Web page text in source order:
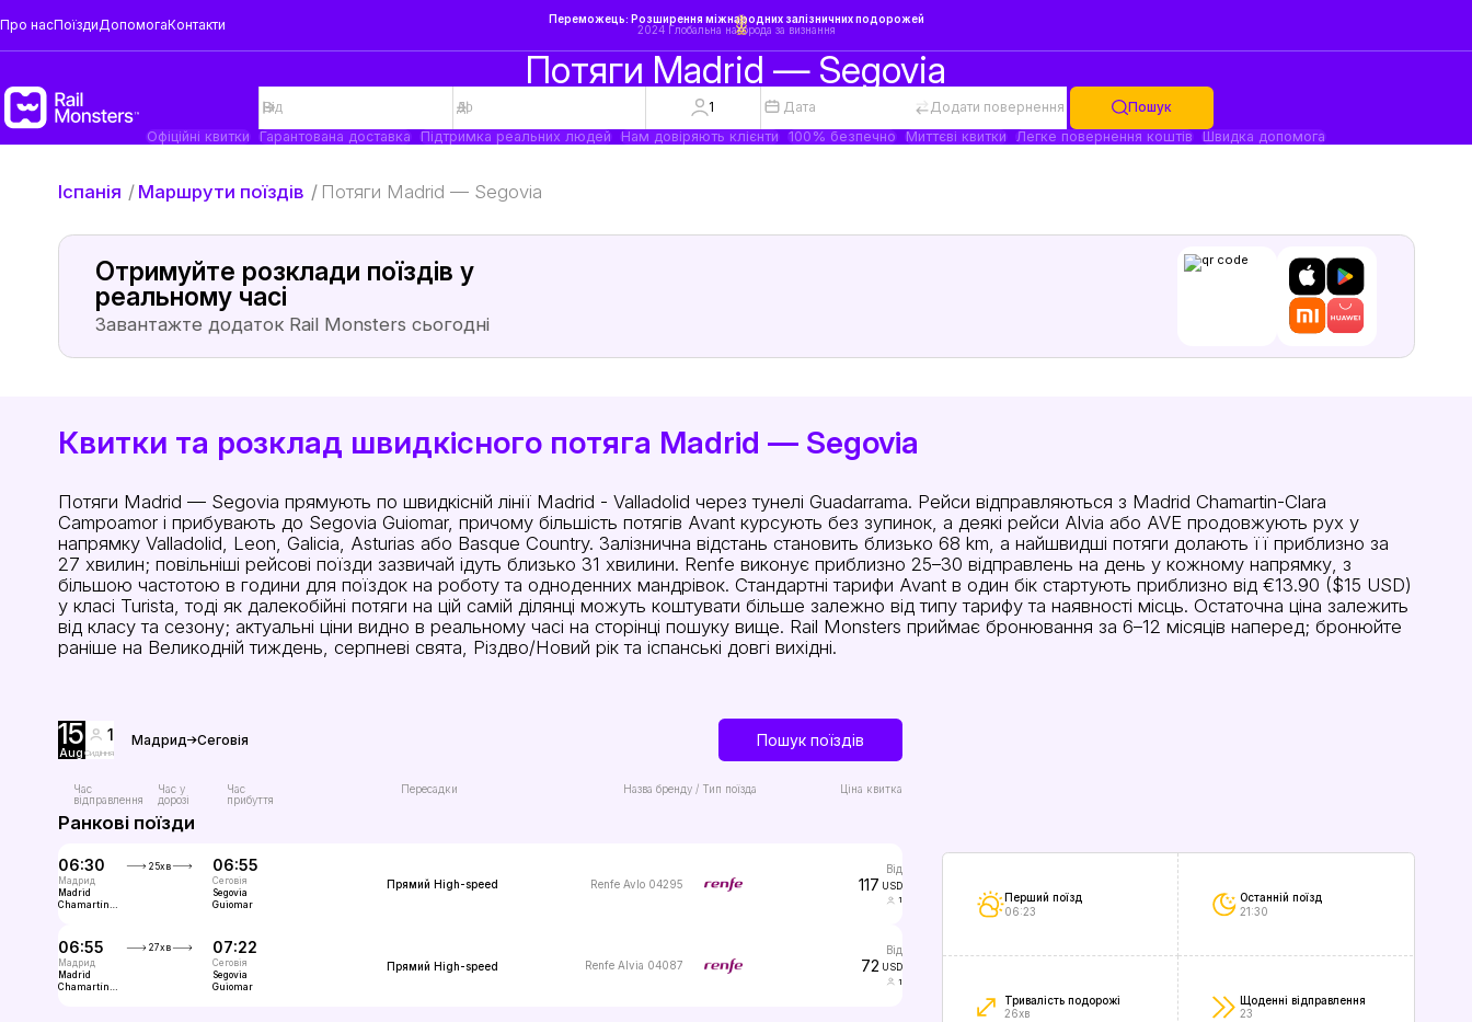
Про насПоїздиДопомогаКонтакти
Переможець: Розширення міжнародних залізничних подорожей
2024 Глобальна нагорода за визнання
Потяги Madrid — Segovia
1 Дата Додати повернення
Пошук
Офіційні квитки
Гарантована доставка Підтримка реальних людей Нам довіряють клієнти 100% безпечно Миттєві квитки Легке повернення коштів Швидка допомога
Іспанія / Маршрути поїздів / Потяги Madrid — Segovia
Отримуйте розклади поїздів у
реальному часі
Завантажте додаток Rail Monsters сьогодні
Квитки та розклад швидкісного потяга Madrid — Segovia
Потяги Madrid — Segovia прямують по швидкісній лінії Madrid - Valladolid через тунелі Guadarrama. Рейси відправляються з Madrid Chamartin-Clara
Campoamor і прибувають до Segovia Guiomar, причому більшість потягів Avant курсують без зупинок, а деякі рейси Alvia або AVE продовжують рух у
напрямку Valladolid, Leon, Galicia, Asturias або Basque Country. Залізнична відстань становить близько 68 km, а найшвидші потяги долають її приблизно за
27 хвилин; повільніші рейсові поїзди зазвичай ідуть близько 31 хвилини. Renfe виконує приблизно 25–30 відправлень на день у кожному напрямку, з
більшою частотою в години для поїздок на роботу та одноденних мандрівок. Стандартні тарифи Avant в один бік стартують приблизно від €13.90 ($15 USD)
у класі Turista, тоді як далекобійні потяги на цій самій ділянці можуть коштувати більше залежно від типу тарифу та наявності місць. Остаточна ціна залежить
від класу та сезону; актуальні ціни видно в реальному часі на сторінці пошуку вище. Rail Monsters приймає бронювання за 6–12 місяців наперед; бронюйте
раніше на Великодній тиждень, серпневі свята, Різдво/Новий рік та іспанські довгі вихідні.
15
Aug
1
Сидіння
Мадрид Сеговія Пошук поїздів
Час
відправлення
Час у
дорозі
Час
прибуття
Пересадки Назва бренду / Тип поїзда Ціна квитка
Ранкові поїзди
06:30
Мадрид
Madrid
Chamartín
25хв 06:55
Сеговія
Segovia
Guiomar
Прямий High-speed Renfe Avlo 04295
від
117 USD
1
06:55
Мадрид
Madrid
Chamartín
27хв 07:22
Сеговія
Segovia
Guiomar
Прямий High-speed Renfe Alvia 04087
від
72 USD
1
Перший поїзд
06:23
Останній поїзд
21:30
Тривалість подорожі
26хв
Щоденні відправлення
23